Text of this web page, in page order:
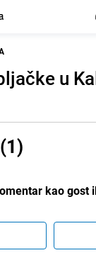
u
kao gost